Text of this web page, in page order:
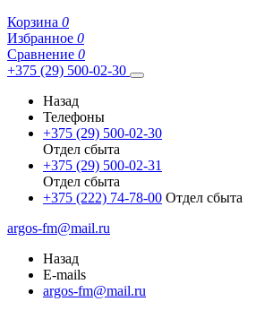
Корзина 0
Избранное 0
Сравнение 0
+375 (29) 500-02-30
Назад
Телефоны
+375 (29) 500-02-30
Отдел сбыта
+375 (29) 500-02-31
Отдел сбыта
+375 (222) 74-78-00 Отдел сбыта
argos-fm@mail.ru
Назад
E-mails
argos-fm@mail.ru